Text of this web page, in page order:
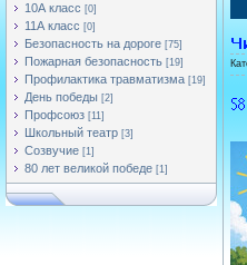
10А класс [0]
11А класс [0]
Безопасность на дороге [75]
Пожарная безопасность [19]
Профилактика травматизма [19]
День победы [2]
Профсоюз [11]
Школьный театр [3]
Созвучие [1]
80 лет великой победе [1]